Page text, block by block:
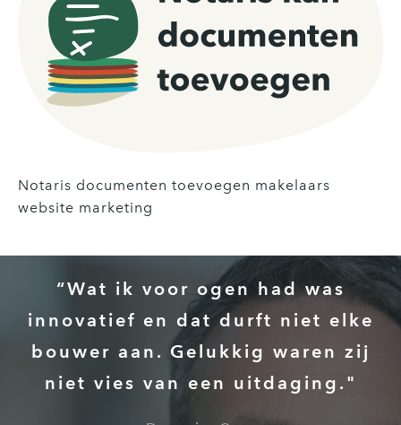
Notaris documenten toevoegen makelaars
website marketing
“Wat ik voor ogen had was
innovatief en dat durft niet elke
bouwer aan. Gelukkig waren zij
niet vies van een uitdaging."